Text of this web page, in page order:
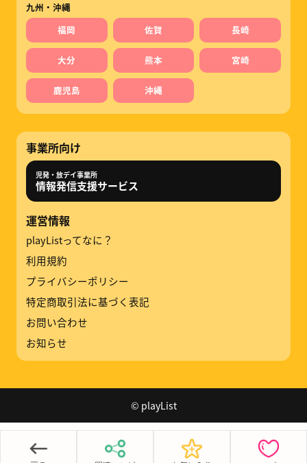
九州・沖縄
福岡
佐賀 長崎
大分 熊本 宮崎
鹿児島 沖縄
事業所向け
児発・放デイ事業所
情報発信支援サービス
運営情報
playListってなに？
利用規約
プライバシーポリシー
特定商取引法に基づく表記
お問い合わせ
お知らせ
© playList